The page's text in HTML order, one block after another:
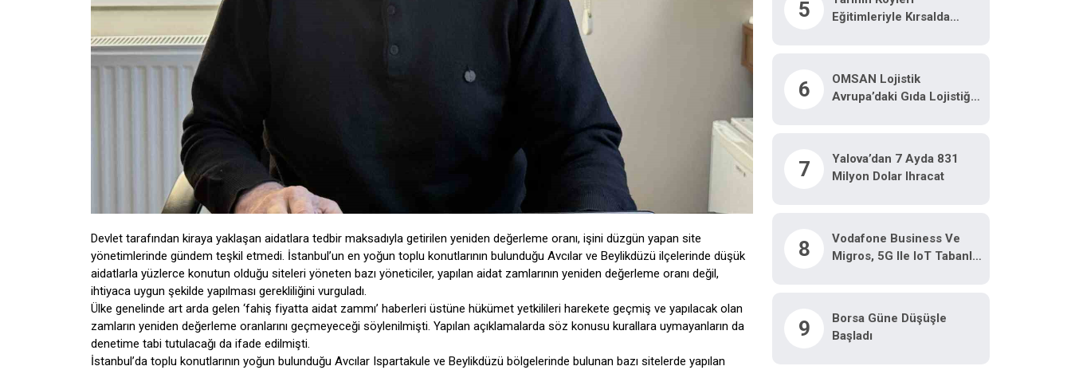
Devlet tarafından kiraya yaklaşan aidatlara tedbir maksadıyla getirilen yeniden değerleme oranı, işini düzgün yapan site
yönetimlerinde gündem teşkil etmedi. İstanbul’un en yoğun toplu konutlarının bulunduğu Avcılar ve Beylikdüzü ilçelerinde düşük
aidatlarla yüzlerce konutun olduğu siteleri yöneten bazı yöneticiler, yapılan aidat zamlarının yeniden değerleme oranı değil,
ihtiyaca uygun şekilde yapılması gerekliliğini vurguladı.
Ülke genelinde art arda gelen ‘fahiş fiyatta aidat zammı’ haberleri üstüne hükümet yetkilileri harekete geçmiş ve yapılacak olan
zamların yeniden değerleme oranlarını geçmeyeceği söylenilmişti. Yapılan açıklamalarda söz konusu kurallara uymayanların da
denetime tabi tutulacağı da ifade edilmişti.
İstanbul’da toplu konutlarının yoğun bulunduğu Avcılar Ispartakule ve Beylikdüzü bölgelerinde bulunan bazı sitelerde yapılan
5
Eğitimleriyle Kırsalda
6
OMSAN Lojistik
Avrupa’daki Gıda Lojistiği
7
Yalova’dan 7 Ayda 831
Milyon Dolar Ihracat
8
Vodafone Business Ve
Migros, 5G Ile IoT Tabanlı
9
Borsa Güne Düşüşle
Başladı